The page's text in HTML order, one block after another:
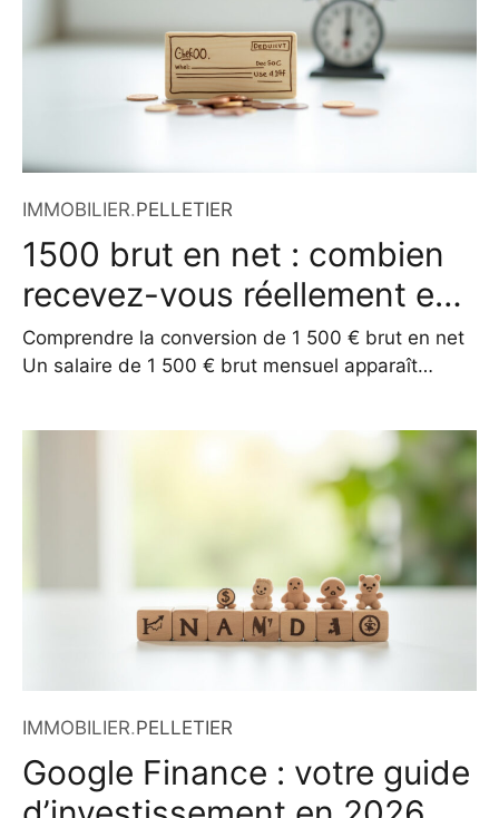
IMMOBILIER.PELLETIER
1500 brut en net : combien
recevez-vous réellement en
2026 ?
Comprendre la conversion de 1 500 € brut en net
Un salaire de 1 500 € brut mensuel apparaît
carrière. Pourtant, ce montant ne correspond pas
à ce que vous touchez réellement. En 2026, avec
IMMOBILIER.PELLETIER
Google Finance : votre guide